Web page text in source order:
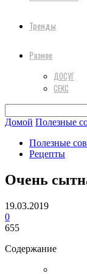
Тренды
Разное
ДОСУГ
СЕКС
Домой Полезные
Полезные
Рецепты
Очень
19.03.2019
0
655
Содержание